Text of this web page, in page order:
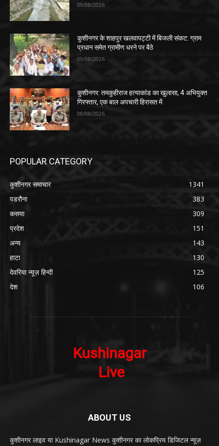
09/08/2026
कुशीनगर के शाहपुर खलवापट्टी में बिजली संकट: ग्राम
प्रधान समेत ग्रामीण धरने पर बैठे
09/08/2026
कुशीनगर: तमकुहीराज हत्याकांड का खुलासा, 4 अभियुक्त
गिरफ्तार, एक बाल अपचारी हिरासत में
08/08/2026
POPULAR CATEGORY
कुशीनगर समाचार
1341
पडरौना
383
कसया
309
प्रदेश
151
अन्य
143
हाटा
130
देवरिया न्यूज़ हिन्दी
125
देश
106
ABOUT US
कुशीनगर लाइव या Kushinagar News कुशीनगर का लोकप्रिय डिजिटल न्यूज़